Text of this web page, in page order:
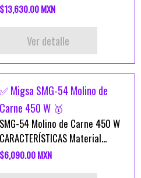
$13,630.00 MXN
Ver detalle
✅ Migsa SMG-54 Molino de
Carne 450 W 🥇
SMG-54 Molino de Carne 450 W
CARACTERÍSTICAS Material...
$6,090.00 MXN